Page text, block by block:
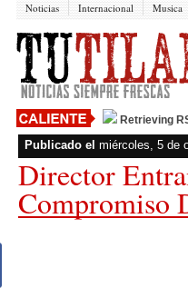
Noticias Internacional Musica
Retrieving
Publicado el miércoles, 5 de
Director
Compromiso